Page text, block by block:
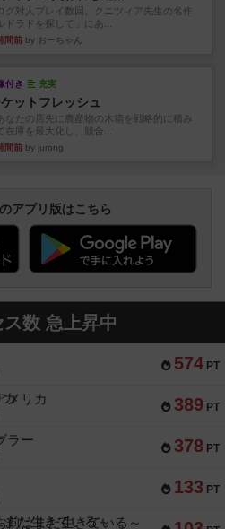
グ対人プレイ数回。クニツィア先生の名作
ドラドを探して」にあ...
間前 by おーちゃん
付き 充実
ットフレッシュ
なたの店先に農産物の木箱を戦略的に積み
在庫を最大化し、競合...
間前 by jurong
アプリ版はこちら
ス数 急上昇中
574 PT
389 PT
メリカ
378 PT
ラー
133 PT
はまだ生きている～